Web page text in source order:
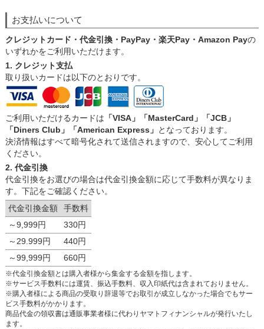
お支払いについて
クレジットカード・代金引換・PayPay・楽天Pay・Amazon Payの
いずれかをご利用いただけます。
1. クレジット支払
取り扱いカードは以下のとおりです。
ご利用いただけるカードは 「VISA」「MasterCard」「JCB」
「Diners Club」「American Express」 となっております。
決済情報はすべて暗号化されて送信されますので、安心してご利用
ください。
2. 代金引換
代金引換をお選びの場合は代金引換金額に応じて手数料が異なりま
す。下記をご確認ください。
代金引換金額
手数料
～9,999円
330円
～29.999円
440円
～99,999円
660円
※代金引換金額とは購入者様から集金する金額を指します。
※サービス手数料には運賃、振込手数料、収入印紙代は含まれておりません。
※購入者様による商品の受取り辞退等でお取引が成立しなかった場合でもサー
ビス手数料がかかります。
商品代金の領収書は通販事業者様に代わりヤマトフィナンシャルが発行いたし
ます。